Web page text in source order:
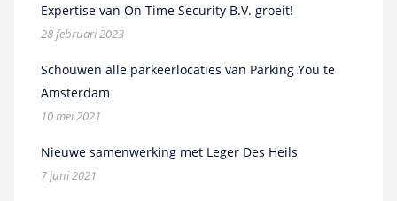
Expertise van On Time Security B.V. groeit!
28 februari 2023
Schouwen alle parkeerlocaties van Parking You te
Amsterdam
10 mei 2021
Nieuwe samenwerking met Leger Des Heils
7 juni 2021